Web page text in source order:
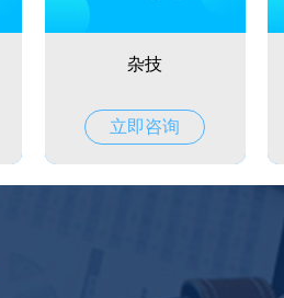
杂技
立即咨询